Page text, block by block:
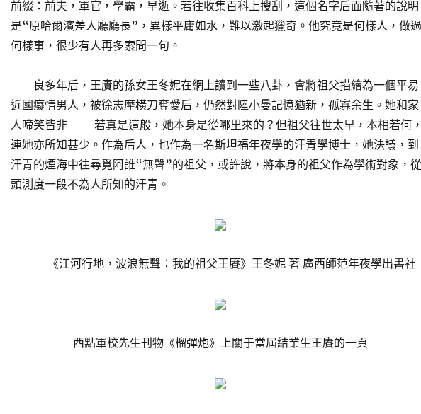
前綴：前夫，軍官，學霸，早逝。若往收集百科上搜刮，這個名字后面隨著的說明
是“原哈爾濱差人廳廳長”，異樣平庸如水，難以激起獵奇。他究竟是何樣人，做過
何樣事，很少有人再多索問一句。
良多年后，王賡的孫女王冬妮在網上讀到一些八卦，會將祖父描繪為一個平易
近國癡情男人，被徐志摩橫刀奪愛后，仍然對陸小曼記憶猶新，孤寡余生。她和家
人啼笑皆非——若真是這般，她本身是從哪里來的？但祖父往世太早，本相若何
連她亦所知甚少。作為后人，也作為一名斯坦福年夜學的汗青學博士，她決議，到
汗青的煙海中往尋覓阿誰“無聲”的祖父，或許說，將本身的祖父作為學術對象，從
頭測度一段不為人所知的汗青。
《江河行地，波浪無聲：我的祖父王賡》王冬妮 著 廣西師范年夜學出書社
西點軍校先生刊物《榴彈炮》上關于當屆結業生王賡的一頁